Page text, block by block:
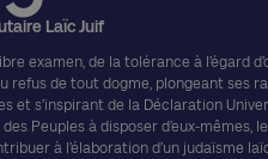
Laïc Juif
examen, de la tolérance à l’égard
refus de tout dogme, plongeant ses
et s’inspirant de la Déclaration
Peuples à disposer d’eux-mêmes,
à l’élaboration d’un judaïsme